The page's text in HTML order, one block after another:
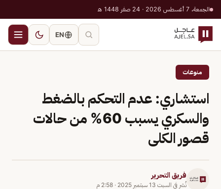
الجمعة، 7 أغسطس 2026 · 24 صفر 1448 هـ
EN
منوعات
استشاري: عدم التحكم بالضغط
والسكري يسبب 60% من حالات
قصور الكلى
فريق التحرير
نُشر في السبت 13 سبتمبر 2025 · 2:58 م